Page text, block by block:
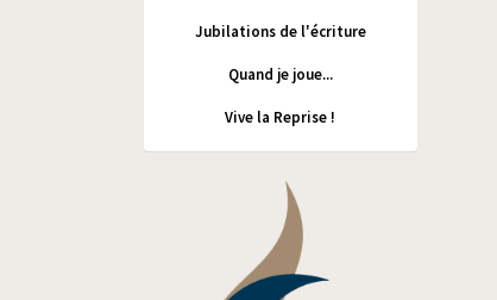
Jubilations de l'écriture
Quand je joue...
Vive la Reprise !